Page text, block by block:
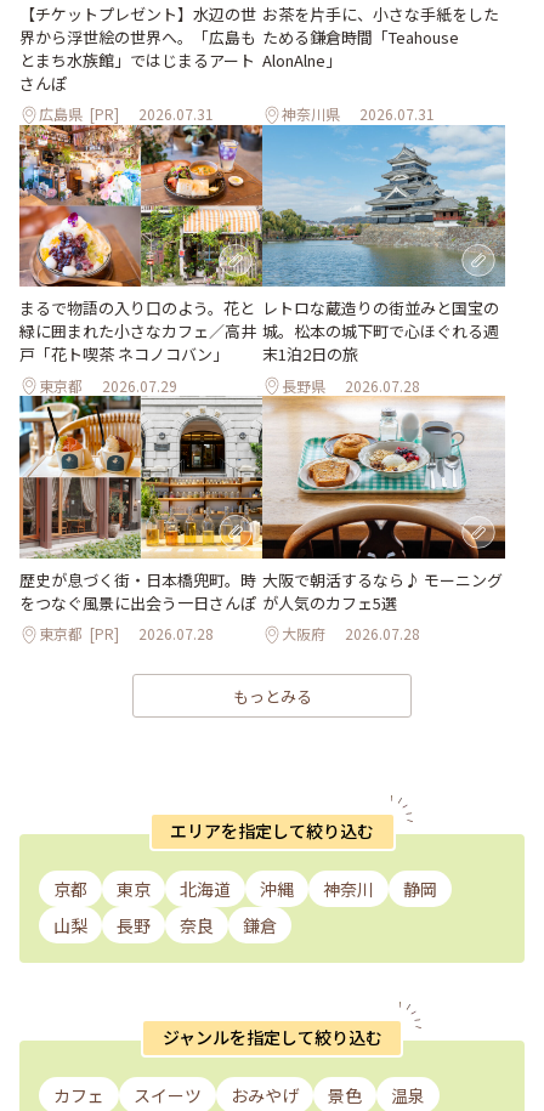
【チケットプレゼント】水辺の世
界から浮世絵の世界へ。「広島も
とまち水族館」ではじまるアート
さんぽ
広島県 [PR] 2026.07.31
お茶を片手に、小さな手紙をした
ためる鎌倉時間「Teahouse
AlonAlne」
神奈川県 2026.07.31
まるで物語の入り口のよう。花と
緑に囲まれた小さなカフェ／高井
戸「花ト喫茶 ネコノコバン」
東京都 2026.07.29
レトロな蔵造りの街並みと国宝の
城。松本の城下町で心ほぐれる週
末1泊2日の旅
長野県 2026.07.28
歴史が息づく街・日本橋兜町。時
をつなぐ風景に出会う一日さんぽ
東京都 [PR] 2026.07.28
大阪で朝活するなら♪ モーニング
が人気のカフェ5選
大阪府 2026.07.28
もっとみる
エリアを指定して絞り込む
京都 東京 北海道 沖縄 神奈川
静岡
山梨
長野 奈良 鎌倉
ジャンルを指定して絞り込む
カフェ スイーツ おみやげ 景色 温泉